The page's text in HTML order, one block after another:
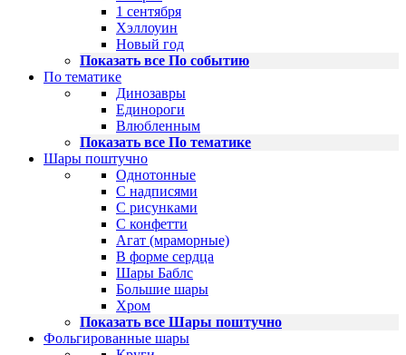
1 сентября
Хэллоуин
Новый год
Показать все По событию
По тематике
Динозавры
Единороги
Влюбленным
Показать все По тематике
Шары поштучно
Однотонные
С надписями
С рисунками
С конфетти
Агат (мраморные)
В форме сердца
Шары Баблс
Большие шары
Хром
Показать все Шары поштучно
Фольгированные шары